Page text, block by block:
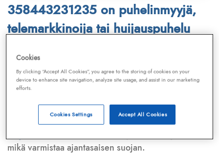
358443231235 on puhelinmyyjä,
telemarkkinoija tai huijauspuhelu
Puhelinnumero
Telemarkkinointiliiton jaKilpi-sovelluksen
tietokannasta, joka kattaa satoja tuhansia
Lisäksi tunnistamme automaattisesti, jos kyseessä on
puhelinhuijarin numero, sähköpostiosoitetai
huijausviesti. Tietokantaamme päivitetään jatkuvasti,
mikä varmistaa ajantasaisen suojan.
Cookies
By clicking “Accept All Cookies”, you agree to the storing of cookies on your
device to enhance site navigation, analyze site usage, and assist in our marketing
efforts.
Accept All Cookies
Cookies Settings